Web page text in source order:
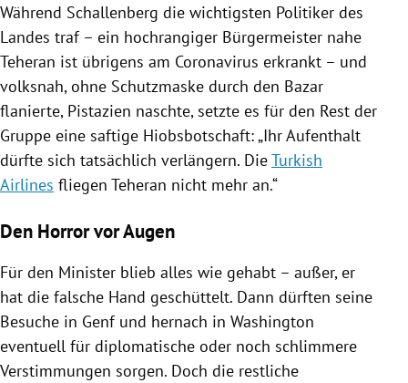
Während Schallenberg die wichtigsten Politiker des
Landes traf – ein hochrangiger Bürgermeister nahe
Teheran ist übrigens am Coronavirus erkrankt – und
volksnah, ohne Schutzmaske durch den Bazar
flanierte, Pistazien naschte, setzte es für den Rest der
Gruppe eine saftige Hiobsbotschaft: „Ihr Aufenthalt
dürfte sich tatsächlich verlängern. DieTurkish
Airlines fliegen Teheran nicht mehr an.“
Den Horror vor Augen
Für den Minister blieb alles wie gehabt – außer, er
hat die falsche Hand geschüttelt. Dann dürften seine
Besuche in Genfund hernach in Washington
eventuell für diplomatische oder noch schlimmere
Verstimmungen sorgen. Doch die restliche